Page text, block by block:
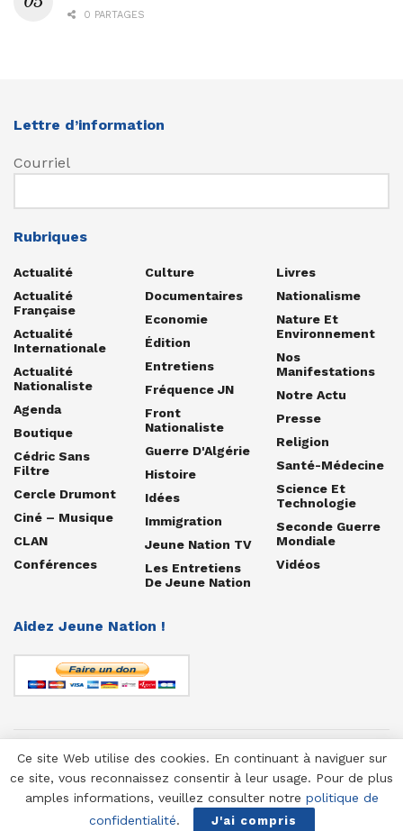
0 PARTAGES
Lettre d’information
Courriel
Rubriques
Actualité
Actualité
Française
Actualité
Internationale
Actualité
Nationaliste
Agenda
Boutique
Cédric Sans
Filtre
Cercle Drumont
Ciné – Musique
CLAN
Conférences
Culture
Documentaires
Economie
Édition
Entretiens
Fréquence JN
Front
Nationaliste
Guerre D'Algérie
Histoire
Idées
Immigration
Jeune Nation TV
Les Entretiens
De Jeune Nation
Livres
Nationalisme
Nature Et
Environnement
Nos
Manifestations
Notre Actu
Presse
Religion
Santé-Médecine
Science Et
Technologie
Seconde Guerre
Mondiale
Vidéos
Aidez Jeune Nation !
© 1958-2025 Jeune Nation
Ce site Web utilise des cookies. En continuant à naviguer sur
ce site, vous reconnaissez consentir à leur usage. Pour de plus
amples informations, veuillez consulter notre politique de
confidentialité. J'ai compris